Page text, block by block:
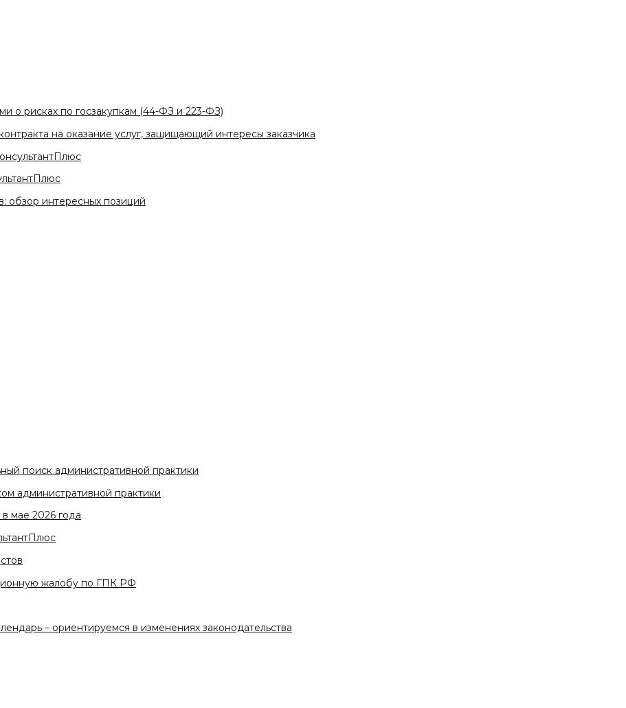
о рисках по госзакупкам (44-ФЗ и 223-ФЗ)
на оказание услуг, защищающий интересы заказчика
обзор интересных позиций
поиск административной практики
административной практики
мае 2026 года
жалобу по ГПК РФ
– ориентируемся в изменениях законодательства